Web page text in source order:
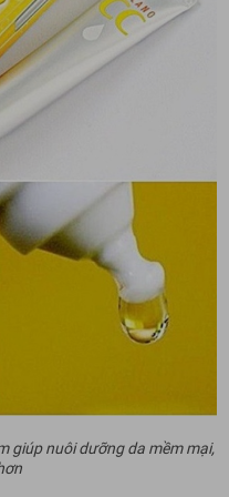
giúp nuôi dưỡng da mềm mại,